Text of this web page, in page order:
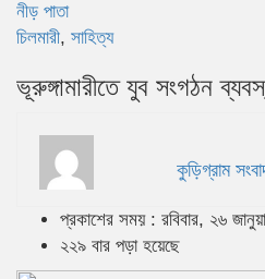
নীড় পাতা
চিলমারী, সাহিত্য
ভূরুঙ্গামারীতে যুব সংগঠন
কুড়িগ্রাম
প্রকাশের সময় : রবিবার, ২৬
২২৯ বার পড়া হয়েছে